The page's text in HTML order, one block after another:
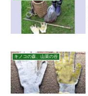
キノコの森、山菜の谷